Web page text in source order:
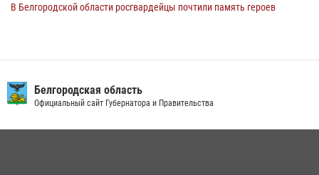
В Белгородской области росгвардейцы почтили память героев
беседу по профилактике аварийности
09 июля 2026, 10:07
Белгородская область
Официальный сайт Губернатора и Правительства